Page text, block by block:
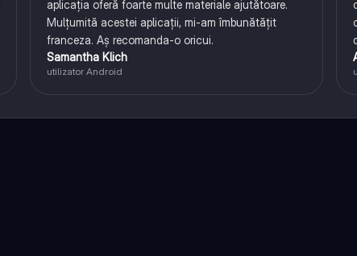
aplicația oferă foarte multe materiale ajutătoare.
Mulțumită acestei aplicații, mi-am îmbunătățit
franceza. Aș recomanda-o oricui.
Samantha Klich
utilizator Android